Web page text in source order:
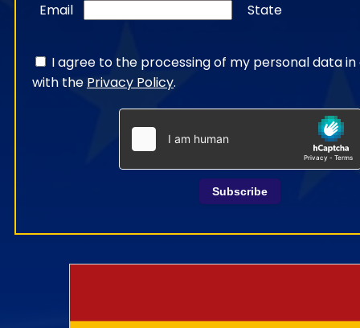
Email State
I agree to the processing of my personal data
with the Privacy Policy.
Subscribe